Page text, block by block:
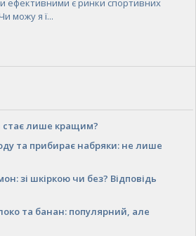
ефективними є ринки спортивних
можу я ї...
стає лише кращим?
та прибирає набряки: не лише
зі шкіркою чи без? Відповідь
та банан: популярний, але